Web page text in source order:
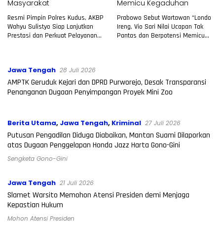
Resmi Pimpin Polres Kudus, AKBP
Wahyu Sulistyo Siap Lanjutkan
Prestasi dan Perkuat Pelayanan
Prabowo Sebut Wartawan “Londo
Ireng, Vio Sari Nilai Ucapan Tak
Pantas dan Berpotensi Memicu
Jawa Tengah 28 Juli 2026
AMPTK Geruduk Kejari dan DPRD Purworejo, Desak Transparansi
Penanganan Dugaan Penyimpangan Proyek Mini Zoo
Berita Utama, Jawa Tengah, Kriminal 27 Juli 2026
Putusan Pengadilan Diduga Diabaikan, Mantan Suami Dilaporkan
atas Dugaan Penggelapan Honda Jazz Harta Gono-Gini
Sengketa Gono-Gini
Jawa Tengah 21 Juli 2026
Slamet Warsito Memohon Atensi Presiden demi Menjaga
Kepastian Hukum
Mohon Atensi Presiden